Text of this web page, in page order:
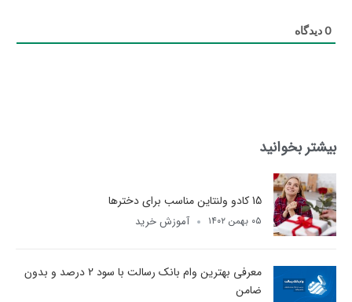
0دیدگاه
بیشتر بخوانید
15 کادو ولنتاین مناسب برای دخترها
۰۵ بهمن ۱۴۰۲ آموزش خرید
معرفی بهترین وام بانک رسالت با سود 2 درصد و بدون
ضامن